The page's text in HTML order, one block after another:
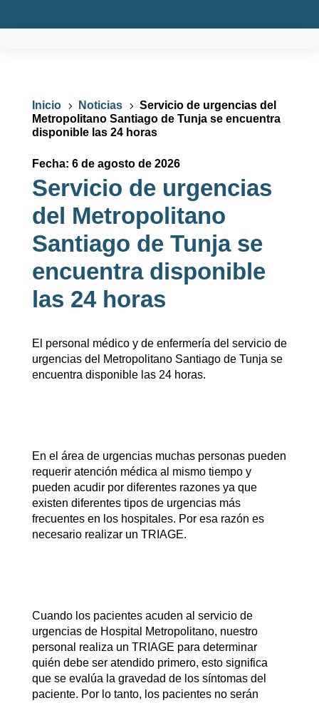
Inicio 5 Noticias 5 Servicio de urgencias del
Metropolitano Santiago de Tunja se encuentra
disponible las 24 horas
Fecha: 6 de agosto de 2026
Servicio de urgencias
del Metropolitano
Santiago de Tunja se
encuentra disponible
las 24 horas
El personal médico y de enfermería del servicio de
urgencias del Metropolitano Santiago de Tunja se
encuentra disponible las 24 horas.
En el área de urgencias muchas personas pueden
requerir atención médica al mismo tiempo y
pueden acudir por diferentes razones ya que
existen diferentes tipos de urgencias más
frecuentes en los hospitales. Por esa razón es
necesario realizar un TRIAGE.
Cuando los pacientes acuden al servicio de
urgencias de Hospital Metropolitano, nuestro
personal realiza un TRIAGE para determinar
quién debe ser atendido primero, esto significa
que se evalúa la gravedad de los síntomas del
paciente. Por lo tanto, los pacientes no serán